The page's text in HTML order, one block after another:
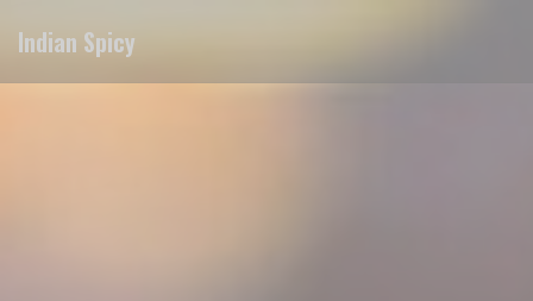
Indian Spicy